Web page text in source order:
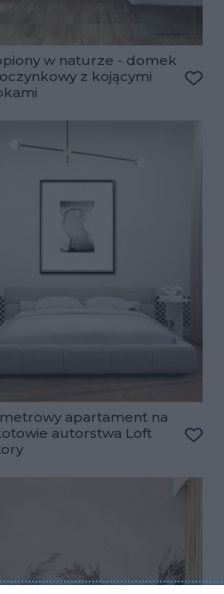
w naturze - domek
z kojącymi
apartament na
autorstwa Loft